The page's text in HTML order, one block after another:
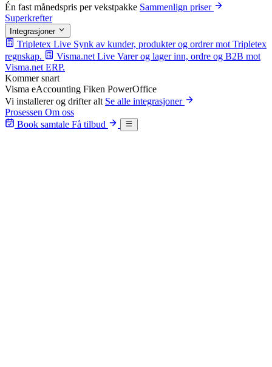
Én fast månedspris per vekstpakke Sammenlign priser
Superkrefter
Integrasjoner
Tripletex Live Synk av kunder, produkter og ordrer mot Tripletex
regnskap.
Visma.net Live Varer og lager inn, ordre og B2B mot
Visma.net ERP.
Kommer snart
Visma eAccounting Fiken PowerOffice
Vi installerer og drifter alt Se alle integrasjoner
Prosessen Om oss
Book samtale Få tilbud